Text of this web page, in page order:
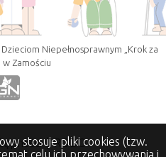
Niepełnosprawnym „Krok za
w Zamościu
|RODO
stosuje pliki cookies (tzw.
celu ich przechowywania i